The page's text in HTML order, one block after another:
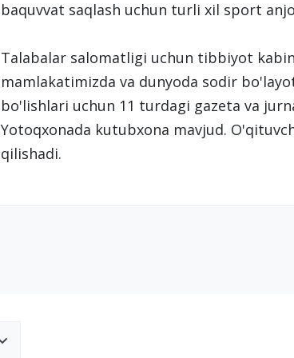
baquvvat saqlash uchun turli xil sport
Talabalar salomatligi uchun tibbiyot
mamlakatimizda va dunyoda sodir
bo'lishlari uchun 11 turdagi gazeta va
Yotoqxonada kutubxona mavjud.
qilishadi.